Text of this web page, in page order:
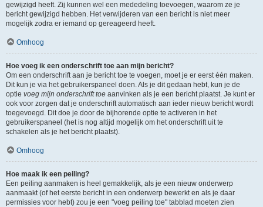
gewijzigd heeft. Zij kunnen wel een mededeling toevoegen, waarom ze je
bericht gewijzigd hebben. Het verwijderen van een bericht is niet meer
mogelijk zodra er iemand op gereageerd heeft.
Omhoog
Hoe voeg ik een onderschrift toe aan mijn bericht?
Om een onderschrift aan je bericht toe te voegen, moet je er eerst één maken.
Dit kun je via het gebruikerspaneel doen. Als je dit gedaan hebt, kun je de
optie voeg mijn onderschrift toe aanvinken als je een bericht plaatst. Je kunt er
ook voor zorgen dat je onderschrift automatisch aan ieder nieuw bericht wordt
toegevoegd. Dit doe je door de bijhorende optie te activeren in het
gebruikerspaneel (het is nog altijd mogelijk om het onderschrift uit te
schakelen als je het bericht plaatst).
Omhoog
Hoe maak ik een peiling?
Een peiling aanmaken is heel gemakkelijk, als je een nieuw onderwerp
aanmaakt (of het eerste bericht in een onderwerp bewerkt en als je daar
permissies voor hebt) zou je een "voeg peiling toe" tabblad moeten zien